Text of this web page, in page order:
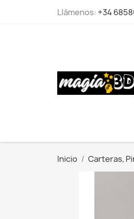
Llámenos: +34
Inicio Carteras,